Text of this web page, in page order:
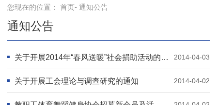
您现在的位置： 首页- 通知公告
通知公告
2014-04-03
关于开展2014年“春风送暖”社会捐助活动的通知
2014-04-02
关于开展工会理论与调查研究的通知